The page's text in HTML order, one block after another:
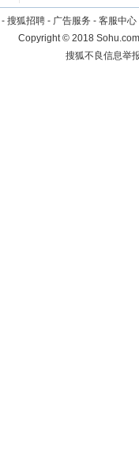
- 搜狐招聘 - 广告服务 - 客服中心
Copyright©2018
搜狐不良信息举